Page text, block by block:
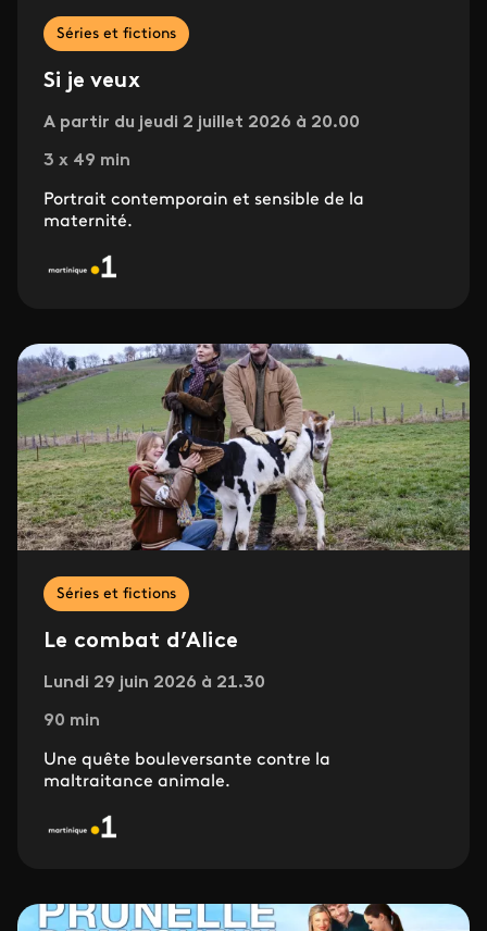
Séries et fictions
Si je veux
A partir du jeudi 2 juillet 2026 à 20.00
3 x 49 min
Portrait contemporain et sensible de la
maternité.
Séries et fictions
Le combat d’Alice
Lundi 29 juin 2026 à 21.30
90 min
Une quête bouleversante contre la
maltraitance animale.